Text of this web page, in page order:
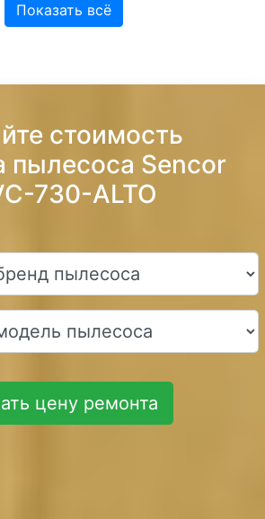
Показать всё
стоимость
пылесоса Sencor
730-ALTO
цену ремонта